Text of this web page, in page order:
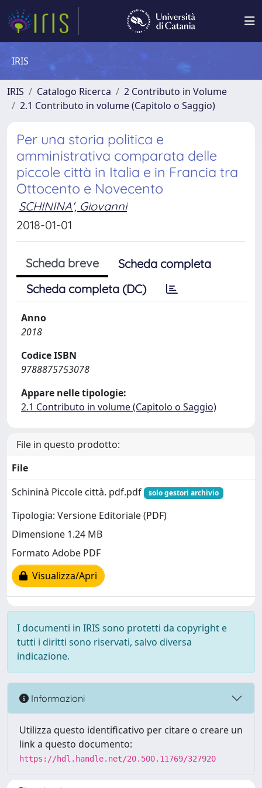
IRIS
IRIS Catalogo Ricerca
2 Contributo in Volume
2.1 Contributo in volume (Capitolo o Saggio)
Per una storia politica e
amministrativa comparata delle
piccole città in Italia e in Francia tra
Ottocento e Novecento
SCHININA', Giovanni
2018-01-01
Scheda breve
Scheda completa
Scheda completa (DC)
Anno
2018
Codice ISBN
9788875753078
Appare nelle tipologie:
2.1 Contributo in volume (Capitolo o Saggio)
File in questo prodotto:
File
Schininà Piccole città. pdf.pdf
solo gestori archivio
Tipologia: Versione Editoriale (PDF)
Dimensione 1.24 MB
Formato Adobe PDF
Visualizza/Apri
I documenti in IRIS sono protetti da copyright e
tutti i diritti sono riservati, salvo diversa
indicazione.
Informazioni
Utilizza questo identificativo per citare o creare un
link a questo documento:
https://hdl.handle.net/20.500.11769/327920